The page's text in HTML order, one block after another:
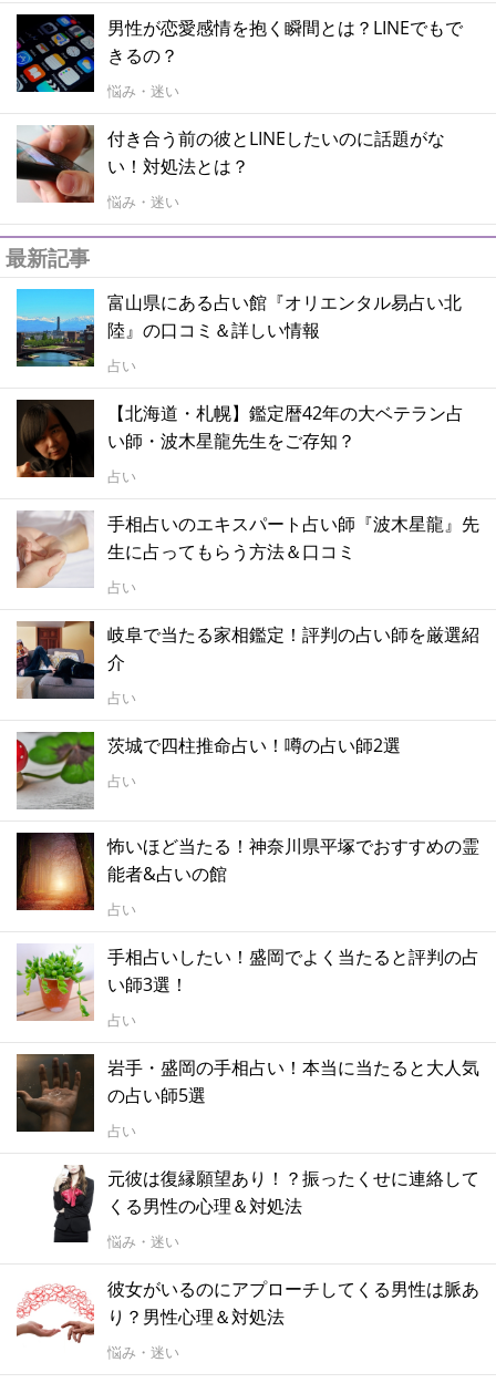
男性が恋愛感情を抱く瞬間とは？LINEでもで
きるの？
悩み・迷い
付き合う前の彼とLINEしたいのに話題がな
い！対処法とは？
悩み・迷い
最新記事
富山県にある占い館『オリエンタル易占い北
陸』の口コミ＆詳しい情報
占い
【北海道・札幌】鑑定暦42年の大ベテラン占
い師・波木星龍先生をご存知？
占い
手相占いのエキスパート占い師『波木星龍』先
生に占ってもらう方法＆口コミ
占い
岐阜で当たる家相鑑定！評判の占い師を厳選紹
介
占い
茨城で四柱推命占い！噂の占い師2選
占い
怖いほど当たる！神奈川県平塚でおすすめの霊
能者&占いの館
占い
手相占いしたい！盛岡でよく当たると評判の占
い師3選！
占い
岩手・盛岡の手相占い！本当に当たると大人気
の占い師5選
占い
元彼は復縁願望あり！？振ったくせに連絡して
くる男性の心理＆対処法
悩み・迷い
彼女がいるのにアプローチしてくる男性は脈あ
り？男性心理＆対処法
悩み・迷い